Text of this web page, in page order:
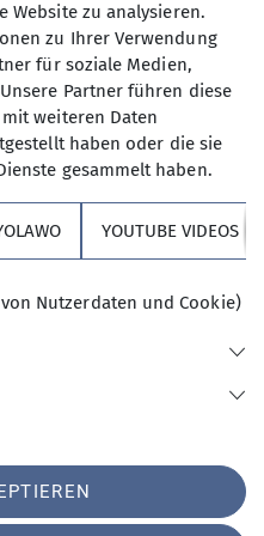
wochentags
Berufsleben
oder sonst über
können und
Verfassung sind.
Bergtouren
stehen
und
(ca. 15 bis 20 km)
Dazu kommen
Bergen sowie im
werden die
Unternehmungen
vielfältigen
e.V.
Website zu analysieren.
zu Ihrer Verwendung
für soziale Medien,
Partner führen diese
weiteren Daten
haben oder die sie
gesammelt haben.
YOUTUBE VIDEOS
Nutzerdaten und Cookie)